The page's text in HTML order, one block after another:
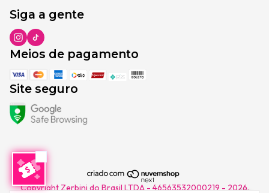
Siga a gente
Meios de pagamento
Site seguro
Copyright Zerbini do Brasil LTDA - 46563532000219 - 2026.